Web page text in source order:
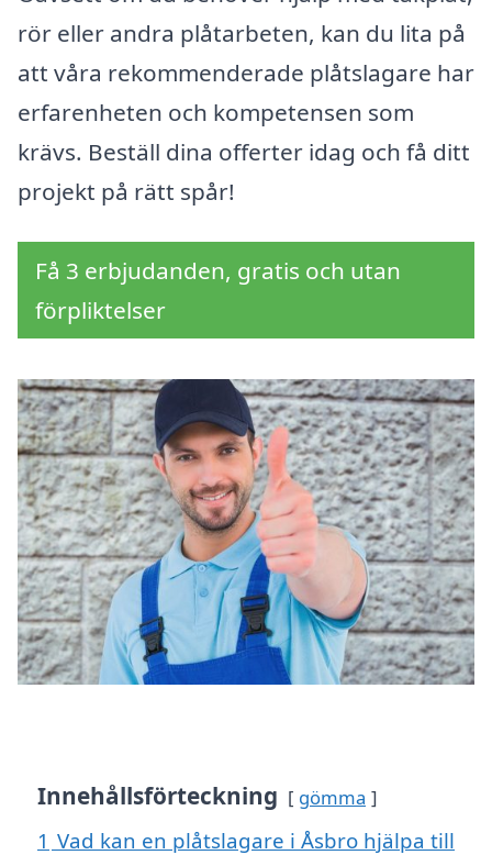
rör eller andra plåtarbeten, kan du lita på
att våra rekommenderade plåtslagare har
erfarenheten och kompetensen som
krävs. Beställ dina offerter idag och få ditt
projekt på rätt spår!
Få 3 erbjudanden, gratis och utan
förpliktelser
Innehållsförteckning gömma
1 Vad kan en plåtslagare i Åsbro hjälpa till